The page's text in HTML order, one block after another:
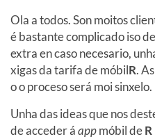
Ola a todos. Son moitos
é bastante complicado iso
extra en caso necesario,
xigas da tarifa de móbilR.
o o proceso será moi sinxelo.
Unha das ideas que nos
de acceder áappmóbil deR